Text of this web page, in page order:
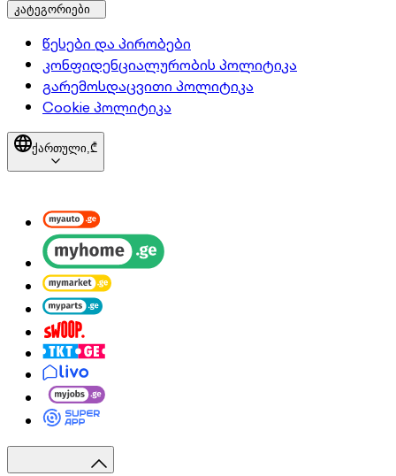
კატეგორიები
წესები და პირობები
კონფიდენციალურობის პოლიტიკა
გარემოსდაცვითი პოლიტიკა
Cookie პოლიტიკა
ქართული, ₾